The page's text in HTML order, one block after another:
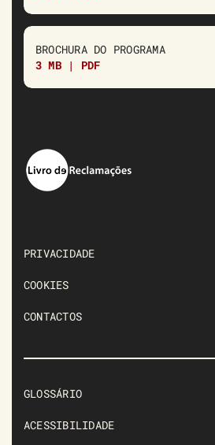
BROCHURA DO PROGRAMA
3 MB | PDF
PRIVACIDADE
COOKIES
CONTACTOS
GLOSSÁRIO
ACESSIBILIDADE